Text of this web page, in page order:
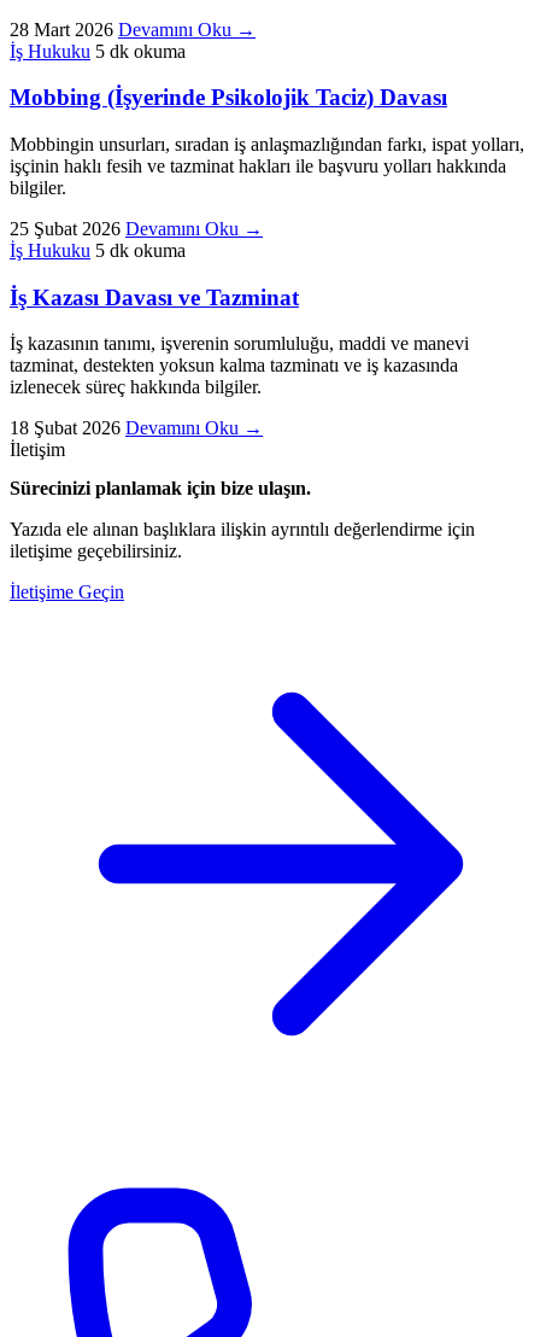
28 Mart 2026 Devamını Oku →
İş Hukuku 5 dk okuma
Mobbing (İşyerinde Psikolojik Taciz) Davası
Mobbingin unsurları, sıradan iş anlaşmazlığından farkı, ispat yolları,
işçinin haklı fesih ve tazminat hakları ile başvuru yolları hakkında
bilgiler.
25 Şubat 2026 Devamını Oku →
İş Hukuku 5 dk okuma
İş Kazası Davası ve Tazminat
İş kazasının tanımı, işverenin sorumluluğu, maddi ve manevi
tazminat, destekten yoksun kalma tazminatı ve iş kazasında
izlenecek süreç hakkında bilgiler.
18 Şubat 2026 Devamını Oku →
İletişim
Sürecinizi planlamak için bize ulaşın.
Yazıda ele alınan başlıklara ilişkin ayrıntılı değerlendirme için
iletişime geçebilirsiniz.
İletişime Geçin